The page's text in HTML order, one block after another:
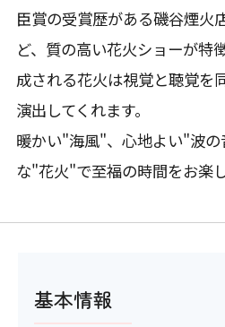
臣賞の受賞歴がある磯谷煙火
ど、質の高い花火ショーが特
成される花火は視覚と聴覚を
演出してくれます。
暖かい"海風"、心地よい"波
な"花火"で至福の時間をお楽
基本情報